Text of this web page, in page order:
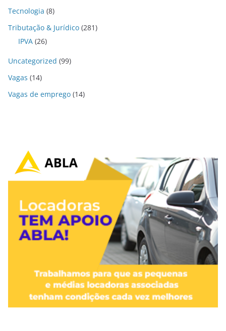
Tecnologia (8)
Tributação & Jurídico (281)
IPVA (26)
Uncategorized (99)
Vagas (14)
Vagas de emprego (14)